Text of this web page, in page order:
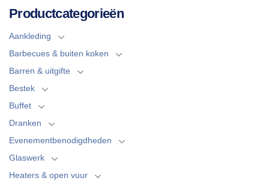
Productcategorieën
Aankleding
Barbecues & buiten koken
Barren & uitgifte
Bestek
Buffet
Dranken
Evenementbenodigdheden
Glaswerk
Heaters & open vuur